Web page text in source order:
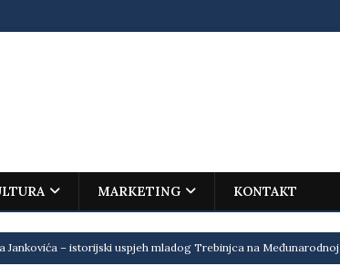
MARKETING KONTAKT
Jankovića – istorijski uspjeh mladog Trebinjca na Međunarodnoj